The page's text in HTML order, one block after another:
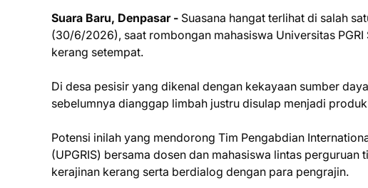
Suara Baru, Denpasar - Suasana hangat terlihat di salah
(30/6/2026), saat rombongan mahasiswa Universitas PGRI
kerang setempat.
Di desa pesisir yang dikenal dengan kekayaan sumber
sebelumnya dianggap limbah justru disulap menjadi
Potensi inilah yang mendorong Tim Pengabdian
(UPGRIS) bersama dosen dan mahasiswa lintas
kerajinan kerang serta berdialog dengan para pengrajin.